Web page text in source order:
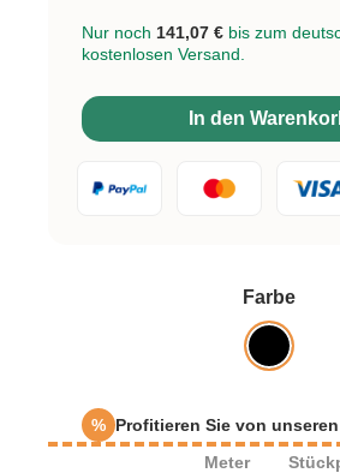
Farbe
% Profitieren Sie von
Meter
Nur noch 141,07 € bis zum
kostenlosen Versand.
In den